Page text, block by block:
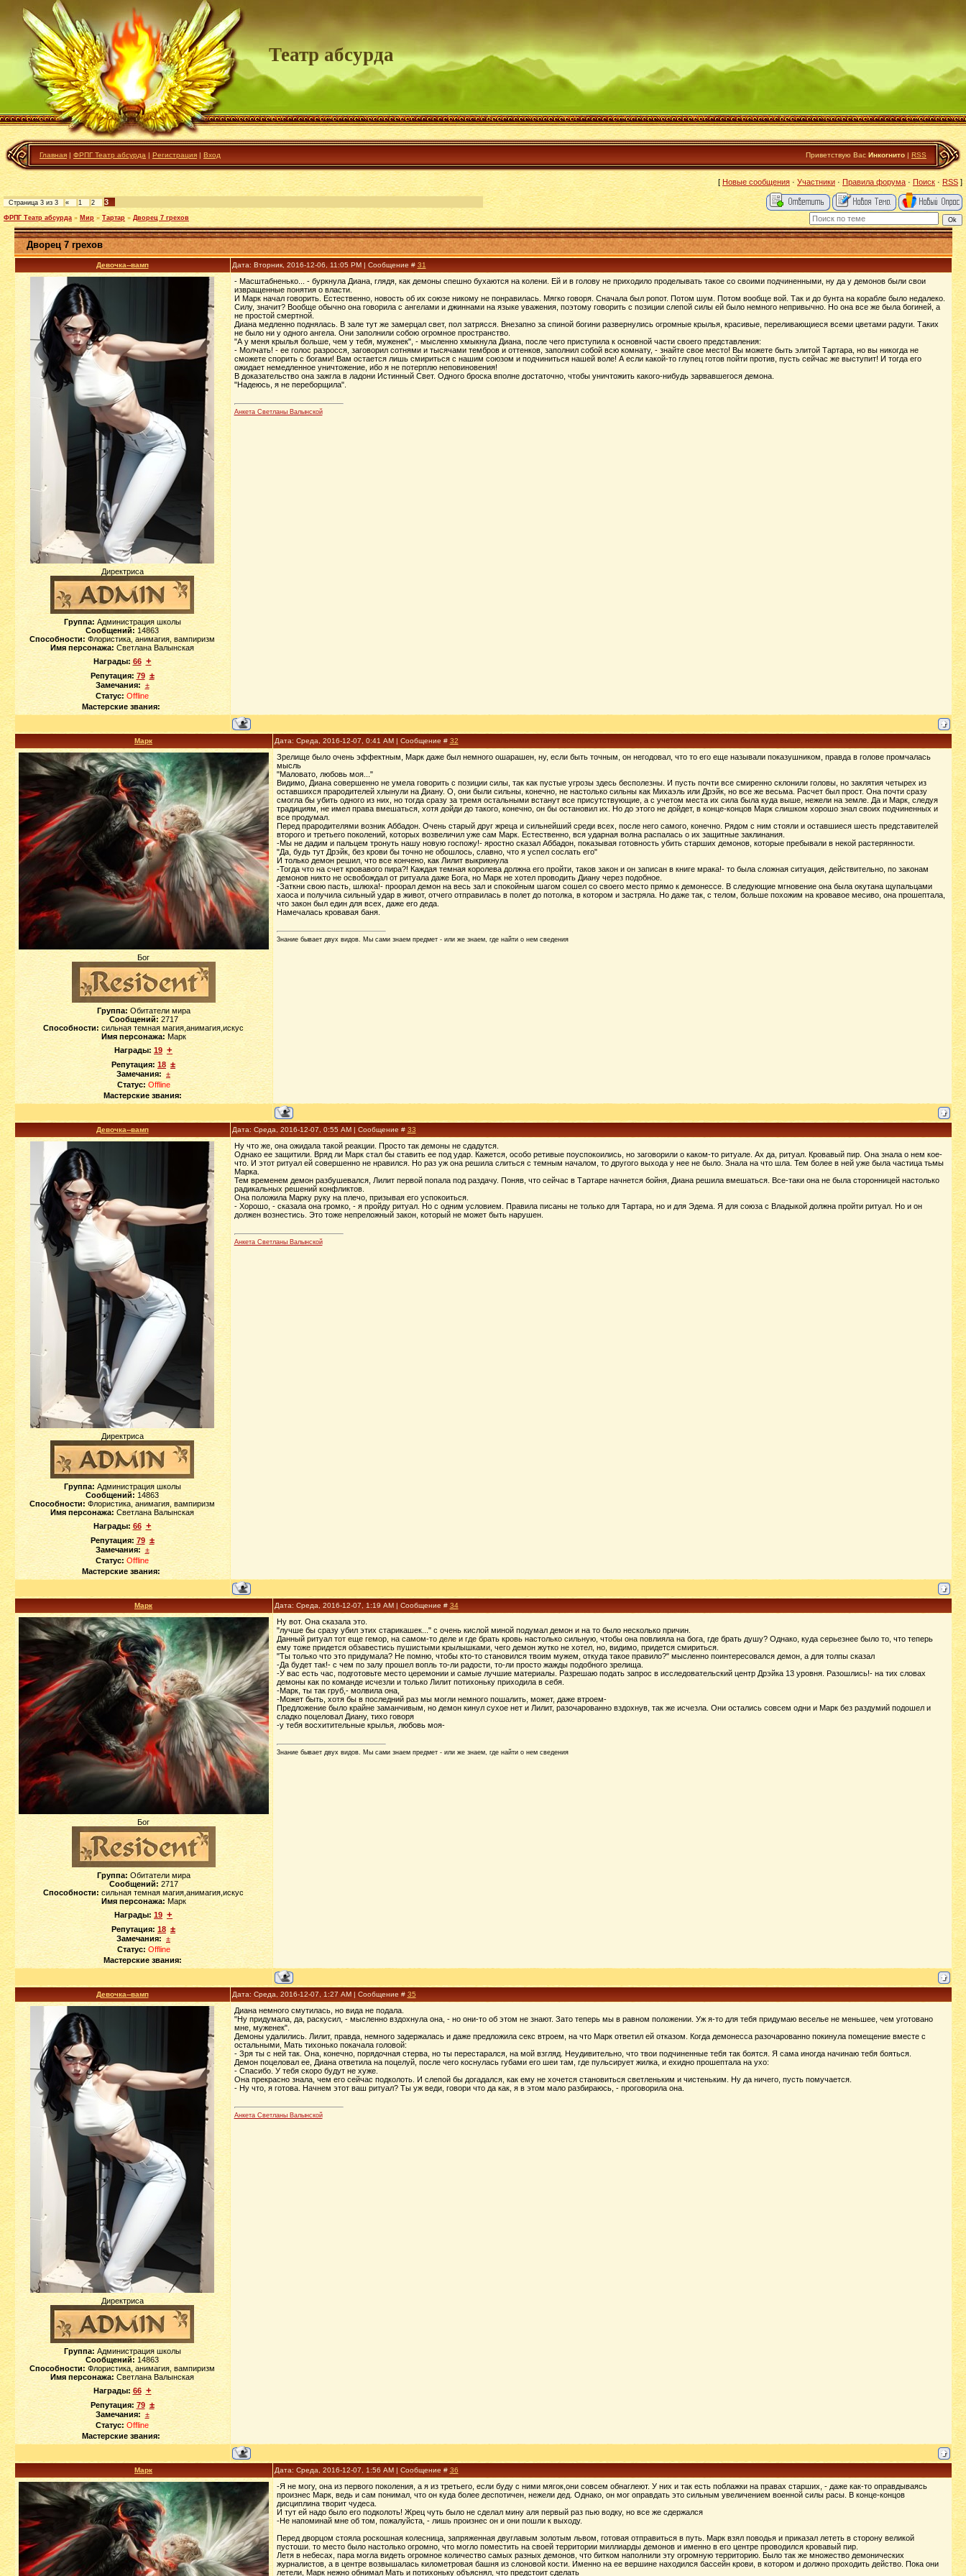
Театр абсурда
Главная | ФРПГ Театр абсурда | Регистрация | Вход Приветствую Вас Инкогнито | RSS
[ Новые сообщения · Участники · Правила форума·Поиск · RSS]
Страница 3 из 3 « 1 2 3
ФРПГ Театр абсурда » Мир » Тартар » Дворец 7 грехов
Дворец 7 грехов
Девочка--вамп Дата: Вторник, 2016-12-06, 11:05 PM | Сообщение # 31
Директриса
Группа: Администрация школы
Сообщений: 14863
Способности: Флористика, анимагия, вампиризм
Имя персонажа: Светлана Валынская
Награды: 66 +
Репутация: 79 ±
Замечания: ±
Статус: Offline
Мастерские звания:
- Масштабненько... - буркнула Диана, глядя, как демоны спешно бухаются на колени. Ей и в голову не приходило проделывать такое со своими подчиненными, ну да у демонов были свои
извращенные понятия о власти.
И Марк начал говорить. Естественно, новость об их союзе никому не понравилась. Мягко говоря. Сначала был ропот. Потом шум. Потом вообще вой. Так и до бунта на корабле было недалеко.
Силу, значит? Вообще обычно она говорила с ангелами и джиннами на языке уважения, поэтому говорить с позиции слепой силы ей было немного непривычно. Но она все же была богиней, а
не простой смертной.
Диана медленно поднялась. В зале тут же замерцал свет, пол затрясся. Внезапно за спиной богини развернулись огромные крылья, красивые, переливающиеся всеми цветами радуги. Таких
не было ни у одного ангела. Они заполнили собою огромное пространство.
"А у меня крылья больше, чем у тебя, муженек", - мысленно хмыкнула Диана, после чего приступила к основной части своего представления:
- Молчать! - ее голос разросся, заговорил сотнями и тысячами тембров и оттенков, заполнил собой всю комнату, - знайте свое место! Вы можете быть элитой Тартара, но вы никогда не
сможете спорить с богами! Вам остается лишь смириться с нашим союзом и подчиниться нашей воле! А если какой-то глупец готов пойти против, пусть сейчас же выступит! И тогда его
ожидает немедленное уничтожение, ибо я не потерплю неповиновения!
В доказательство она зажгла в ладони Истинный Свет. Одного броска вполне достаточно, чтобы уничтожить какого-нибудь зарвавшегося демона.
"Надеюсь, я не переборщила".
Анкета Светланы Валынской
Марк Дата: Среда, 2016-12-07, 0:41 AM | Сообщение # 32
Бог
Группа: Обитатели мира
Сообщений: 2717
Способности: сильная темная магия,анимагия,искус
Имя персонажа:Марк
Награды: 19 +
Репутация: 18 ±
Замечания: ±
Статус: Offline
Мастерские звания:
Зрелище было очень эффектным, Марк даже был немного ошарашен, ну, если быть точным, он негодовал, что то его еще называли показушником, правда в голове промчалась
мысль
"Маловато, любовь моя..."
Видимо, Диана совершенно не умела говорить с позиции силы, так как пустые угрозы здесь бесполезны. И пусть почти все смиренно склонили головы, но заклятия четырех из
оставшихся прародителей хлынули на Диану. О, они были сильны, конечно, не настолько сильны как Михаэль или Дрэйк, но все же весьма. Расчет был прост. Она почти сразу
смогла бы убить одного из них, но тогда сразу за тремя остальными встанут все присутствующие, а с учетом места их сила была куда выше, нежели на земле. Да и Марк, следуя
традициям, не имел права вмешаться, хотя дойди до такого, конечно, он бы остановил их. Но до этого не дойдет, в конце-концов Марк слишком хорошо знал своих подчиненных и
все продумал.
Перед прародителями возник Аббадон. Очень старый друг жреца и сильнейший среди всех, после него самого, конечно. Рядом с ним стояли и оставшиеся шесть представителей
второго и третьего поколений, которых возвеличил уже сам Марк. Естественно, вся ударная волна распалась о их защитные заклинания.
-Мы не дадим и пальцем тронуть нашу новую госпожу!- яростно сказал Аббадон, показывая готовность убить старших демонов, которые пребывали в некой растерянности.
"Да, будь тут Дрэйк, без крови бы точно не обошлось, славно, что я успел сослать его"
И только демон решил, что все кончено, как Лилит выкрикнула
-Тогда что на счет кровавого пира?! Каждая темная королева должна его пройти, таков закон и он записан в книге мрака!- то была сложная ситуация, действительно, по законам
демонов никто не освобождал от ритуала даже Бога, но Марк не хотел проводить Диану через подобное.
-Заткни свою пасть, шлюха!- проорал демон на весь зал и спокойным шагом сошел со своего место прямо к демонессе. В следующие мгновение она была окутана щупальцами
хаоса и получила сильный удар в живот, отчего отправилась в полет до потолка, в котором и застряла. Но даже так, с телом, больше похожим на кровавое месиво, она прошептала,
что закон был един для всех, даже его деда.
Намечалась кровавая баня.
3нание бывает двух видов. Мы сами знаем предмет - или же знаем, где найти о нем сведения
Девочка--вамп Дата: Среда, 2016-12-07, 0:55 AM | Сообщение # 33
Директриса
Группа: Администрация школы
Сообщений: 14863
Способности: Флористика, анимагия, вампиризм
Имя персонажа: Светлана Валынская
Награды: 66 +
Репутация: 79 ±
Замечания: ±
Статус: Offline
Мастерские звания:
Ну что же, она ожидала такой реакции. Просто так демоны не сдадутся.
Однако ее защитили. Вряд ли Марк стал бы ставить ее под удар. Кажется, особо ретивые поуспокоились, но заговорили о каком-то ритуале. Ах да, ритуал. Кровавый пир. Она знала о нем кое-
что. И этот ритуал ей совершенно не нравился. Но раз уж она решила слиться с темным началом, то другого выхода у нее не было. Знала на что шла. Тем более в ней уже была частица тьмы
Марка.
Тем временем демон разбушевался, Лилит первой попала под раздачу. Поняв, что сейчас в Тартаре начнется бойня, Диана решила вмешаться. Все-таки она не была сторонницей настолько
радикальных решений конфликтов.
Она положила Марку руку на плечо, призывая его успокоиться.
- Хорошо, - сказала она громко, - я пройду ритуал. Но с одним условием. Правила писаны не только для Тартара, но и для Эдема. Я для союза с Владыкой должна пройти ритуал. Но и он
должен вознестись. Это тоже непреложный закон, который не может быть нарушен.
Анкета Светланы Валынской
Марк Дата: Среда, 2016-12-07, 1:19 AM | Сообщение # 34
Бог
Группа: Обитатели мира
Сообщений: 2717
Способности: сильная темная магия,анимагия,искус
Имя персонажа:Марк
Награды: 19 +
Репутация: 18 ±
Замечания: ±
Статус: Offline
Мастерские звания:
Ну вот. Она сказала это.
"лучше бы сразу убил этих старикашек..." с очень кислой миной подумал демон и на то было несколько причин.
Данный ритуал тот еще гемор, на самом-то деле и где брать кровь настолько сильную, чтобы она повлияла на бога, где брать душу? Однако, куда серьезнее было то, что теперь
ему тоже придется обзавестись пушистыми крылышками, чего демон жутко не хотел, но, видимо, придется смириться.
"Ты только что это придумала? Не помню, чтобы кто-то становился твоим мужем, откуда такое правило?" мысленно поинтересовался демон, а для толпы сказал
-Да будет так!- с чем по залу прошел вопль то-ли радости, то-ли просто жажды подобного зрелища.
-У вас есть час, подготовьте место церемонии и самые лучшие материалы. Разрешаю подать запрос в исследовательский центр Дрэйка 13 уровня. Разошлись!- на тих словах
демоны как по команде исчезли и только Лилит потихоньку приходила в себя.
-Марк, ты так груб,- молвила она,
-Может быть, хотя бы в последний раз мы могли немного пошалить, может, даже втроем-
Предложение было крайне заманчивым, но демон кинул сухое нет и Лилит, разочарованно вздохнув, так же исчезла. Они остались совсем одни и Марк без раздумий подошел и
сладко поцеловал Диану, тихо говоря
-у тебя восхитительные крылья, любовь моя-
3нание бывает двух видов. Мы сами знаем предмет - или же знаем, где найти о нем сведения
Девочка--вамп Дата: Среда, 2016-12-07, 1:27 AM | Сообщение # 35
Директриса
Группа: Администрация школы
Сообщений: 14863
Способности: Флористика, анимагия, вампиризм
Имя персонажа: Светлана Валынская
Награды: 66 +
Репутация: 79 ±
Замечания: ±
Статус: Offline
Мастерские звания:
Диана немного смутилась, но вида не подала.
"Ну придумала, да, раскусил, - мысленно вздохнула она, - но они-то об этом не знают. Зато теперь мы в равном положении. Уж я-то для тебя придумаю веселье не меньшее, чем уготовано
мне, муженек".
Демоны удалились. Лилит, правда, немного задержалась и даже предложила секс втроем, на что Марк ответил ей отказом. Когда демонесса разочарованно покинула помещение вместе с
остальными, Мать тихонько покачала головой:
- Зря ты с ней так. Она, конечно, порядочная стерва, но ты перестарался, на мой взгляд. Неудивительно, что твои подчиненные тебя так боятся. Я сама иногда начинаю тебя бояться.
Демон поцеловал ее, Диана ответила на поцелуй, после чего коснулась губами его шеи там, где пульсирует жилка, и ехидно прошептала на ухо:
- Спасибо. У тебя скоро будут не хуже.
Она прекрасно знала, чем его сейчас подколоть. И слепой бы догадался, как ему не хочется становиться светленьким и чистеньким. Ну да ничего, пусть помучается.
- Ну что, я готова. Начнем этот ваш ритуал? Ты уж веди, говори что да как, я в этом мало разбираюсь, - проговорила она.
Анкета Светланы Валынской
Марк Дата: Среда, 2016-12-07, 1:56 AM | Сообщение # 36
-Я не могу, она из первого поколения, а я из третьего, если буду с ними мягок,они совсем обнаглеют. У них и так есть поблажки на правах старших, - даже как-то оправдываясь
произнес Марк, ведь и сам понимал, что он куда более деспотичен, нежели дед. Однако, он мог оправдать это сильным увеличением военной силы расы. В конце-концов
дисциплина творит чудеса.
И тут ей надо было его подколоть! Жрец чуть было не сделал мину аля первый раз пью водку, но все же сдержался
-Не напоминай мне об том, пожалуйста, - лишь произнес он и они пошли к выходу.
Перед дворцом стояла роскошная колесница, запряженная двуглавым золотым львом, готовая отправиться в путь. Марк взял поводья и приказал лететь в сторону великой
пустоши. то место было настолько огромно, что могло поместить на своей территории миллиарды демонов и именно в его центре проводился кровавый пир.
Летя в небесах, пара могла видеть огромное количество самых разных демонов, что битком наполнили эту огромную территорию. Было так же множество демонических
журналистов, а в центре возвышалась километровая башня из слоновой кости. Именно на ее вершине находился бассейн крови, в котором и должно проходить действо. Пока они
летели, Марк нежно обнимал Мать и потихоньку объяснял, что предстоит сделать